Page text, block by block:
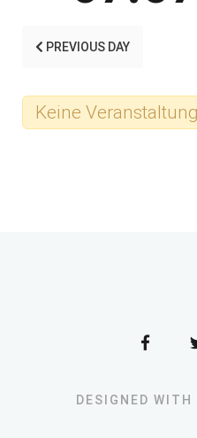
PREVIOUS DAY
Keine
DESIGNED